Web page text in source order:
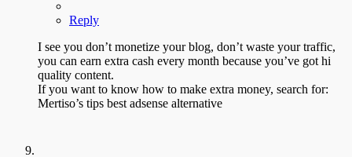
Reply
I see you don’t monetize your blog, don’t waste your traffic,
you can earn extra cash every month because you’ve got hi
quality content.
If you want to know how to make extra money, search for:
Mertiso’s tips best adsense alternative